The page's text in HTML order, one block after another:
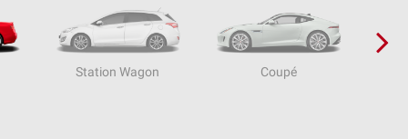
Station Wagon Coupé